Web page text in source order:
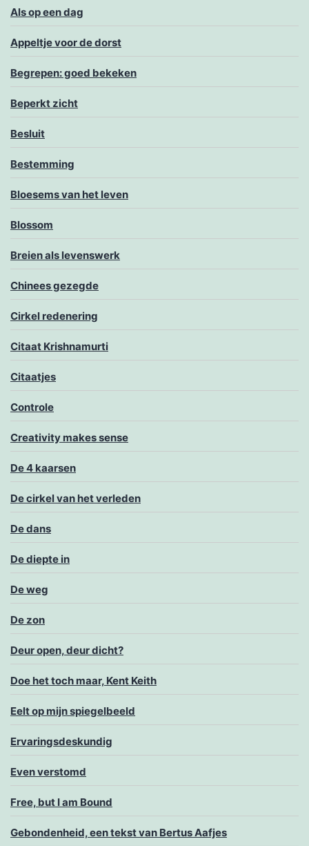
Als op een dag
Appeltje voor de dorst
Begrepen: goed bekeken
Beperkt zicht
Besluit
Bestemming
Bloesems van het leven
Blossom
Breien als levenswerk
Chinees gezegde
Cirkel redenering
Citaat Krishnamurti
Citaatjes
Controle
Creativity makes sense
De 4 kaarsen
De cirkel van het verleden
De dans
De diepte in
De weg
De zon
Deur open, deur dicht?
Doe het toch maar, Kent Keith
Eelt op mijn spiegelbeeld
Ervaringsdeskundig
Even verstomd
Free, but I am Bound
Gebondenheid, een tekst van Bertus Aafjes